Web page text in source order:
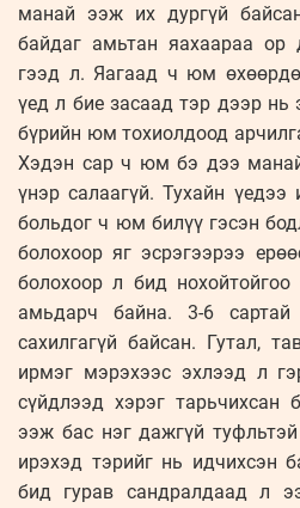
манай ээж их дургүй
байдаг амьтан яахаараа
гээд л. Яагаад ч юм
үед л бие засаад тэр дээр
бүрийн юм тохиолдоод
Хэдэн сар ч юм бэ дээ
үнэр салаагүй. Тухайн үедээ
больдог ч юм билүү гэсэн
болохоор яг эсрэгээрээ
болохоор л бид
амьдарч байна. 3-6
сахилгагүй байсан. Гутал,
ирмэг мэрэхээс эхлээд л
сүйдлээд хэрэг тарьчихсан
ээж бас нэг дажгүй
ирэхэд тэрийг нь идчихсэн
бид гурав сандралдаад л